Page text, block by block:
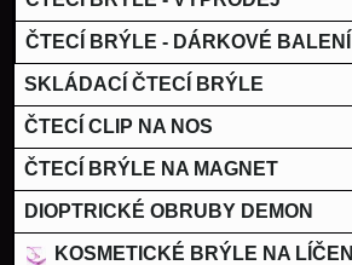
ČTECÍ BRÝLE - DÁRKOVÉ BALENÍ
SKLÁDACÍ ČTECÍ BRÝLE
ČTECÍ CLIP NA NOS
ČTECÍ BRÝLE NA MAGNET
DIOPTRICKÉ OBRUBY DEMON
KOSMETICKÉ BRÝLE NA LÍČENÍ